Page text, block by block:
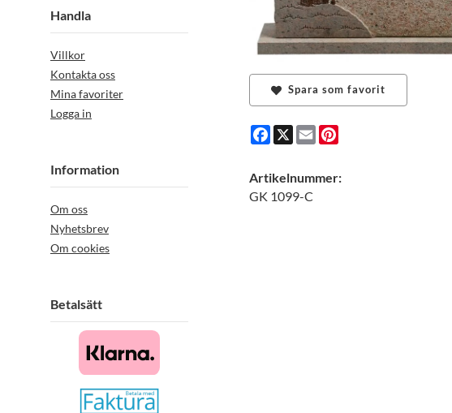
Handla
Villkor
Kontakta oss
Mina favoriter
Logga in
Information
Om oss
Nyhetsbrev
Om cookies
Betalsätt
Spara som favorit
Facebook
X Email
Artikelnummer:
GK 1099-C